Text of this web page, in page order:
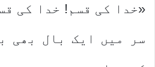
«خدا کی قسم! خدا کی
سر میں ایک بال بھی